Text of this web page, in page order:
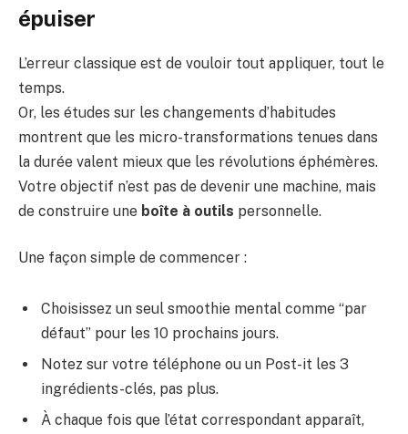
épuiser
L’erreur classique est de vouloir tout appliquer, tout le
temps.
Or, les études sur les changements d’habitudes
montrent que les micro-transformations tenues dans
la durée valent mieux que les révolutions éphémères.
Votre objectif n’est pas de devenir une machine, mais
de construire une boîte à outils personnelle.
Une façon simple de commencer :
Choisissez un seul smoothie mental comme “par
défaut” pour les 10 prochains jours.
Notez sur votre téléphone ou un Post-it les 3
ingrédients-clés, pas plus.
À chaque fois que l’état correspondant apparaît,